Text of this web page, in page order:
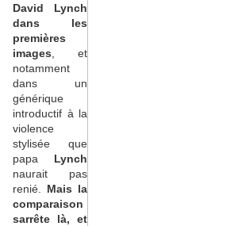
David Lynch
dans les
premières
images , et
notamment
dans un
générique
introductif à la
violence
stylisée que
papa Lynch
naurait pas
renié.
Mais la
comparaison
sarrête là, et